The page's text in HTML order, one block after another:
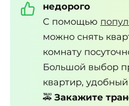
недорого
С помощью
можно снять
комнату
Большой выбор
квартир,
🚕 Закажите